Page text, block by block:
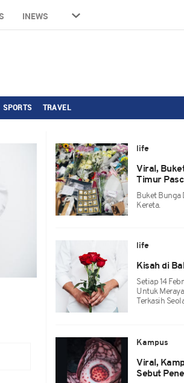
INEWS
SPORTS TRAVEL
life
Viral,
Timur
Buket Bunga
Kereta.
life
Kisah di
Setiap 14
Untuk
Terkasih
Kampus
Viral,
Sebut